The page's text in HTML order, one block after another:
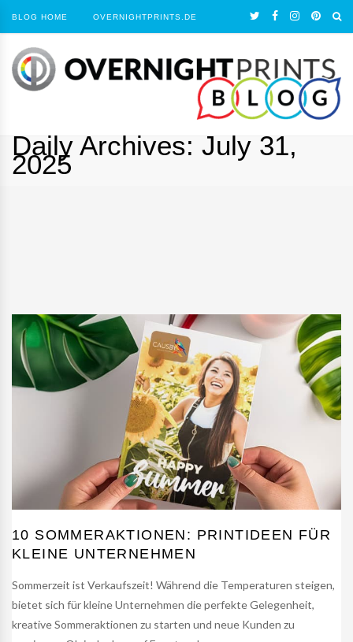
BLOG HOME OVERNIGHTPRINTS.DE
Daily Archives: July 31,
2025
10 SOMMERAKTIONEN: PRINTIDEEN FÜR
KLEINE UNTERNEHMEN
Sommerzeit ist Verkaufszeit! Während die Temperaturen steigen,
bietet sich für kleine Unternehmen die perfekte Gelegenheit,
kreative Sommeraktionen zu starten und neue Kunden zu